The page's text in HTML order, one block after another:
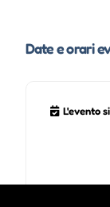
Date e orari
L'evento